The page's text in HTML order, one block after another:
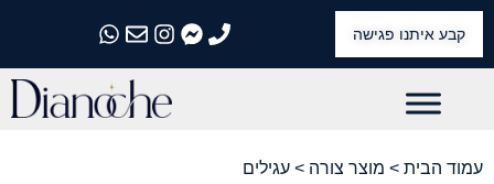
קבע איתנו פגישה
התקשרו אלינו
התקשרו אלינו
התקשרו אלינו
התקשרו אלינו
התקשרו אלינו
עמוד הבית > מוצר צורה > עגילים